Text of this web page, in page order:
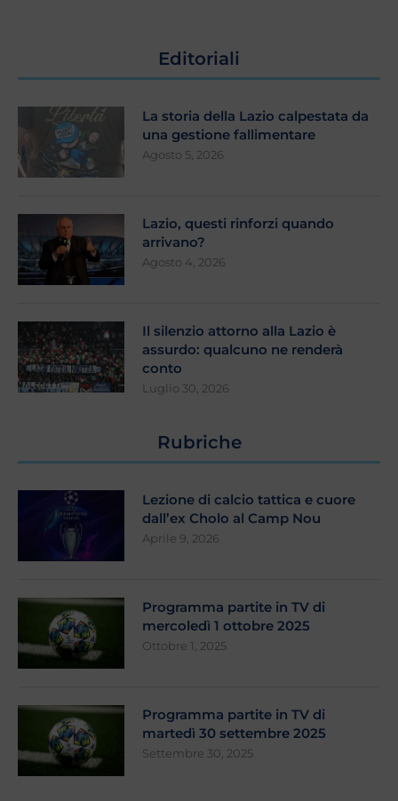
Editoriali
La storia della Lazio calpestata da
una gestione fallimentare
Agosto 5, 2026
Lazio, questi rinforzi quando
arrivano?
Agosto 4, 2026
Il silenzio attorno alla Lazio è
assurdo: qualcuno ne renderà
conto
Luglio 30, 2026
Rubriche
Lezione di calcio tattica e cuore
dall’ex Cholo al Camp Nou
Aprile 9, 2026
Programma partite in TV di
mercoledì 1 ottobre 2025
Ottobre 1, 2025
Programma partite in TV di
martedì 30 settembre 2025
Settembre 30, 2025